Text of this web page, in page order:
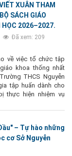
XUÂN THAM
SÁCH GIÁO
HỌC 2026–2027.
Đã xem: 209
về việc tổ chức tập
khoa thống nhất
THCS Nguyễn
tập huấn dành cho
thực hiện nhiệm vụ
– Tự hào những
cơ Sở Nguyễn